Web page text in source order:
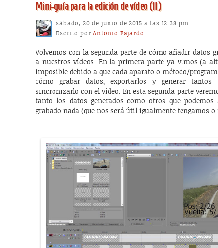
Mini-guía para la edición de vídeo (II)
sábado, 20 de junio de 2015 a las 12:38 pm
Escrito porAntonio Fajardo
Volvemos con la segunda parte de cómo añadir datos
a nuestros vídeos. En la primera parte ya vimos (a
imposible debido a que cada aparato o método/
cómo grabar datos, exportarlos y generar tantos
sincronizarlo con el vídeo. En esta segunda parte
tanto los datos generados como otros que
grabado nada (que nos será útil igualmente tengamos o